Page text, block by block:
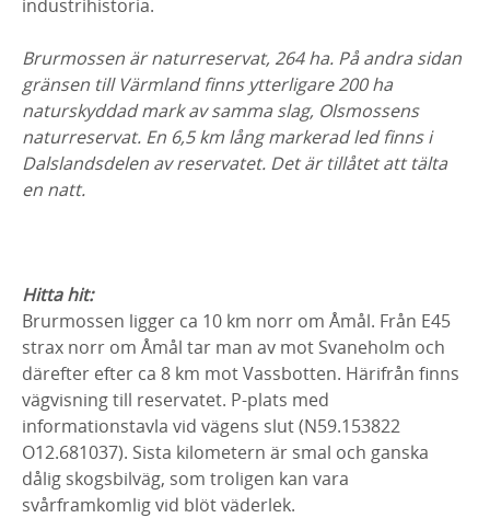
industrihistoria.
Brurmossen är naturreservat, 264 ha. På andra sidan
gränsen till Värmland finns ytterligare 200 ha
naturskyddad mark av samma slag, Olsmossens
naturreservat. En 6,5 km lång markerad led finns i
Dalslandsdelen av reservatet. Det är tillåtet att tälta
en natt.
Hitta hit:
Brurmossen ligger ca 10 km norr om Åmål. Från E45
strax norr om Åmål tar man av mot Svaneholm och
därefter efter ca 8 km mot Vassbotten. Härifrån finns
vägvisning till reservatet. P-plats med
informationstavla vid vägens slut (N59.153822
O12.681037). Sista kilometern är smal och ganska
dålig skogsbilväg, som troligen kan vara
svårframkomlig vid blöt väderlek.